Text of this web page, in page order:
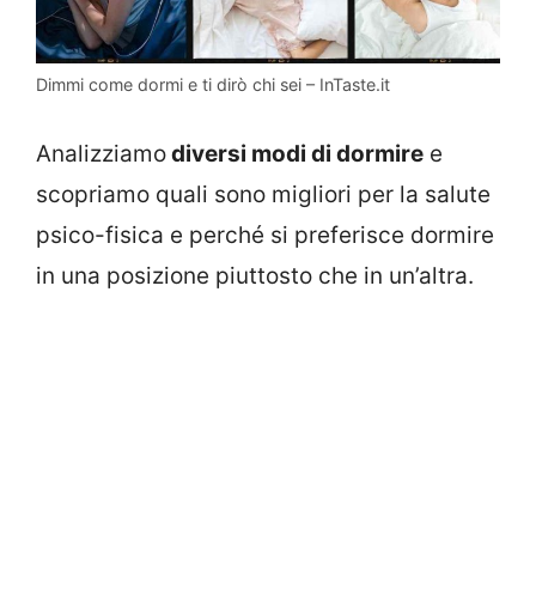
Dimmi come dormi e ti dirò chi sei – InTaste.it
Analizziamodiversi modi di dormire e
scopriamo quali sono migliori per la salute
psico-fisica e perché si preferisce dormire
in una posizione piuttosto che in un’altra.